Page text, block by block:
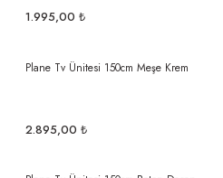
1.995,00 ₺
Plane Tv Ünitesi 150cm Meşe Krem
2.895,00 ₺